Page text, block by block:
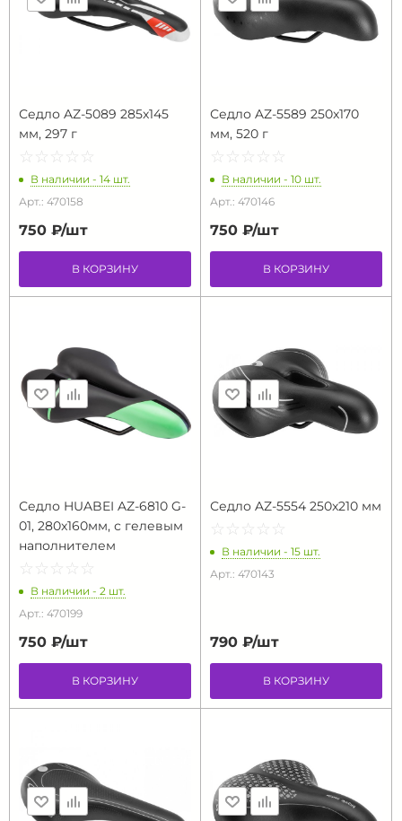
Седло AZ-5089 285x145
мм, 297 г
☆ ☆ ☆ ☆ ☆
★ ★ ★ ★ ★
В наличии - 14 шт.
Арт.: 470158
750 ₽/шт
В КОРЗИНУ
Седло AZ-5589 250x170
мм, 520 г
☆ ☆ ☆ ☆ ☆
★ ★ ★ ★ ★
В наличии - 10 шт.
Арт.: 470146
750 ₽/шт
В КОРЗИНУ
Седло HUABEI AZ-6810 G-
01, 280x160мм, с гелевым
наполнителем
☆ ☆ ☆ ☆ ☆
★ ★ ★ ★ ★
В наличии - 2 шт.
Арт.: 470199
750 ₽/шт
В КОРЗИНУ
Седло AZ-5554 250x210 мм
☆ ☆ ☆ ☆ ☆
★ ★ ★ ★ ★
В наличии - 15 шт.
Арт.: 470143
790 ₽/шт
В КОРЗИНУ